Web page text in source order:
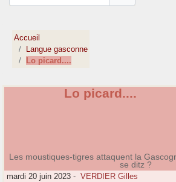
Accueil
Langue gasconne
Lo picard....
Lo picard....
Les moustiques-tigres attaquent la
se ditz ?
mardi 20 juin 2023 - VERDIER Gilles